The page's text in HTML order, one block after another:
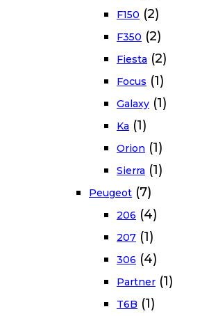
F150 (2)
F350 (2)
Fiesta (2)
Focus (1)
Galaxy (1)
Ka (1)
Orion (1)
Sierra (1)
Peugeot (7)
206 (4)
207 (1)
306 (4)
Partner (1)
T6B (1)